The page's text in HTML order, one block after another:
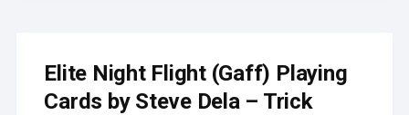
Elite Night Flight (Gaff) Playing
Cards by Steve Dela – Trick